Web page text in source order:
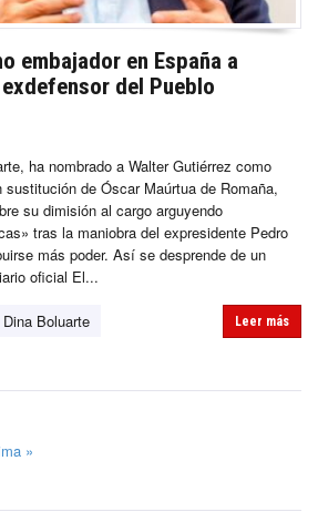
embajador en España a
del Pueblo
ha nombrado a Walter Gutiérrez como
de Óscar Maúrtua de Romaña,
su dimisión al cargo arguyendo
tras la maniobra del expresidente Pedro
más poder. Así se desprende de un
oficial El...
Dina Boluarte
Leer más
»